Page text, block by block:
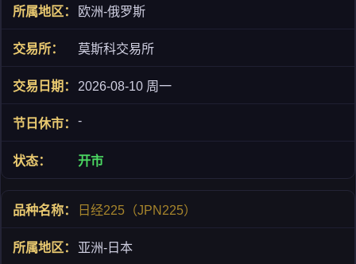
欧洲-俄罗斯
莫斯科交易所
2026-08-10 周一
-
开市
日经225（JPN225）
亚洲-日本